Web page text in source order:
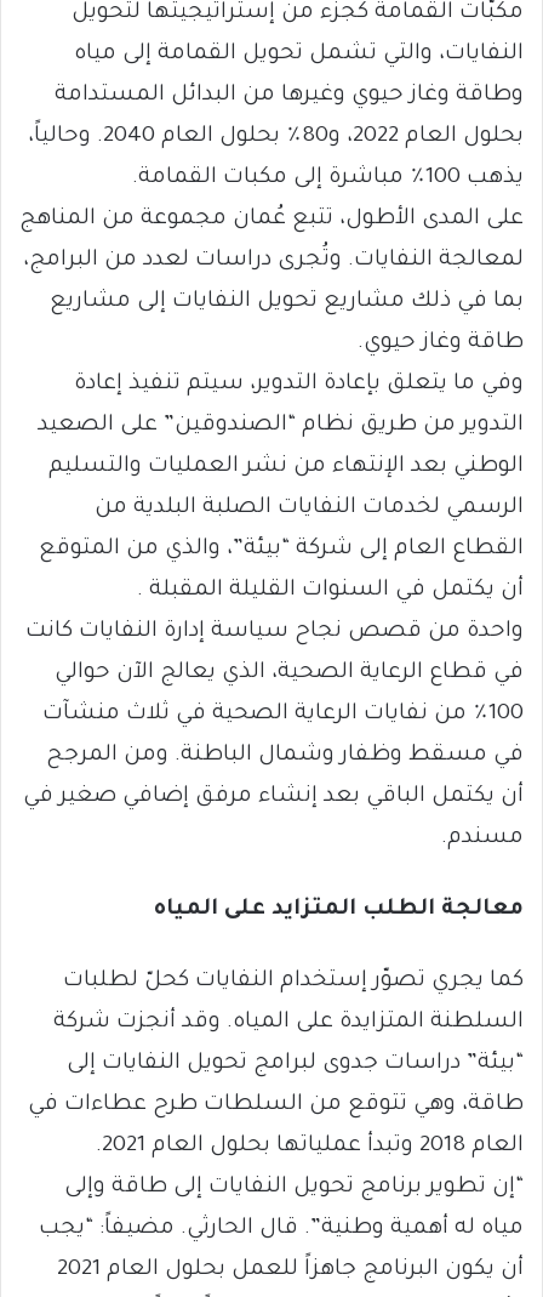
مكبّات القمامة كجزء من إستراتيجيتها لتحويل
النفايات، والتي تشمل تحويل القمامة إلى مياه
وطاقة وغاز حيوي وغيرها من البدائل المستدامة
بحلول العام 2022، و80٪ بحلول العام 2040. وحالياً،
يذهب 100٪ مباشرة إلى مكبات القمامة.
على المدى الأطول، تتبع عُمان مجموعة من المناهج
لمعالجة النفايات. وتُجرى دراسات لعدد من البرامج،
بما في ذلك مشاريع تحويل النفايات إلى مشاريع
طاقة وغاز حيوي.
وفي ما يتعلق بإعادة التدوير، سيتم تنفيذ إعادة
التدوير من طريق نظام “الصندوقين” على الصعيد
الوطني بعد الإنتهاء من نشر العمليات والتسليم
الرسمي لخدمات النفايات الصلبة البلدية من
القطاع العام إلى شركة “بيئة”، والذي من المتوقع
أن يكتمل في السنوات القليلة المقبلة .
واحدة من قصص نجاح سياسة إدارة النفايات كانت
في قطاع الرعاية الصحية، الذي يعالج الآن حوالي
100٪ من نفايات الرعاية الصحية في ثلاث منشآت
في مسقط وظفار وشمال الباطنة. ومن المرجح
أن يكتمل الباقي بعد إنشاء مرفق إضافي صغير في
مسندم.
معالجة الطلب المتزايد على المياه
كما يجري تصوّر إستخدام النفايات كحلّ لطلبات
السلطنة المتزايدة على المياه. وقد أنجزت شركة
“بيئة” دراسات جدوى لبرامج تحويل النفايات إلى
طاقة، وهي تتوقع من السلطات طرح عطاءات في
العام 2018 وتبدأ عملياتها بحلول العام 2021.
“إن تطوير برنامج تحويل النفايات إلى طاقة وإلى
مياه له أهمية وطنية”. قال الحارثي. مضيفاً: “يجب
أن يكون البرنامج جاهزاً للعمل بحلول العام 2021